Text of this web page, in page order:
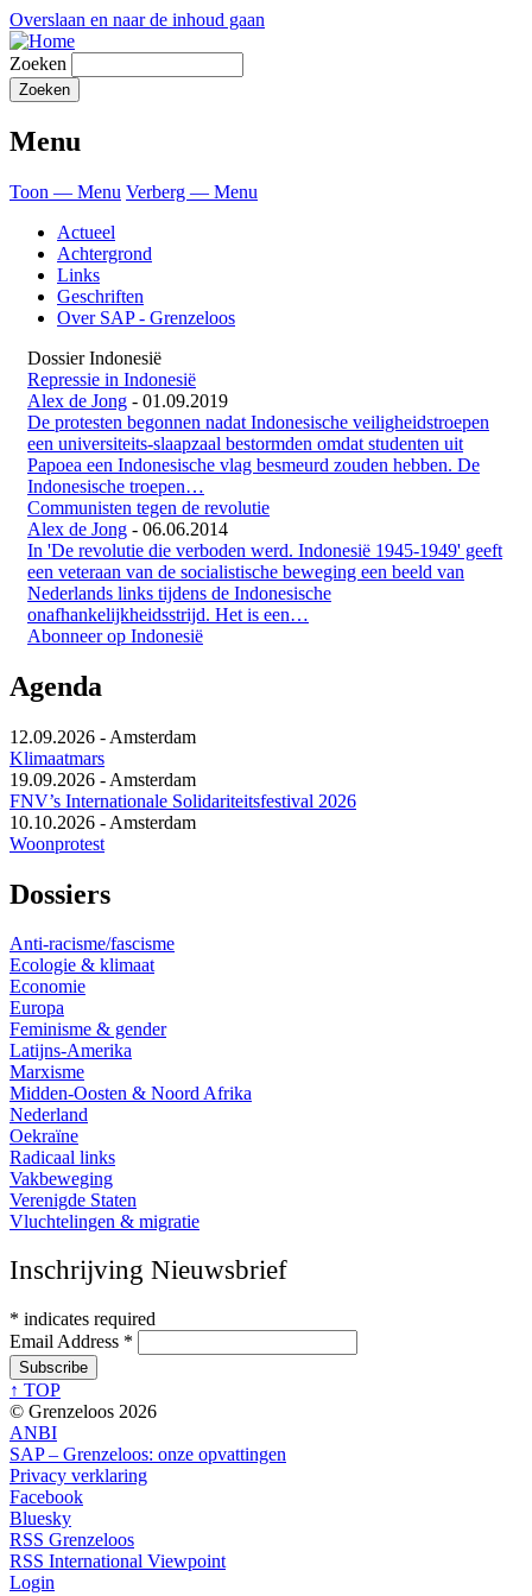
Overslaan en naar de inhoud gaan
Zoeken
Menu
Toon — Menu Verberg — Menu
Actueel
Achtergrond
Links
Geschriften
Over SAP - Grenzeloos
Dossier Indonesië
Repressie in Indonesië
Alex de Jong - 01.09.2019
De protesten begonnen nadat Indonesische veiligheidstroepen
een universiteits-slaapzaal bestormden omdat studenten uit
Papoea een Indonesische vlag besmeurd zouden hebben. De
Indonesische troepen…
Communisten tegen de revolutie
Alex de Jong - 06.06.2014
In 'De revolutie die verboden werd. Indonesië 1945-1949' geeft
een veteraan van de socialistische beweging een beeld van
Nederlands links tijdens de Indonesische
onafhankelijkheidsstrijd. Het is een…
Abonneer op Indonesië
Agenda
12.09.2026 - Amsterdam
Klimaatmars
19.09.2026 - Amsterdam
FNV’s Internationale Solidariteitsfestival 2026
10.10.2026 - Amsterdam
Woonprotest
Dossiers
Anti-racisme/fascisme
Ecologie & klimaat
Economie
Europa
Feminisme & gender
Latijns-Amerika
Marxisme
Midden-Oosten & Noord Afrika
Nederland
Oekraïne
Radicaal links
Vakbeweging
Verenigde Staten
Vluchtelingen & migratie
Inschrijving Nieuwsbrief
* indicates required
Email Address *
↑ TOP
© Grenzeloos 2026
ANBI
SAP – Grenzeloos: onze opvattingen
Privacy verklaring
Facebook
Bluesky
RSS Grenzeloos
RSS International Viewpoint
Login